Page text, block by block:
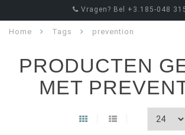
Vragen? Bel +3.185-048
Home Tags prevention
PRODUCTEN
MET